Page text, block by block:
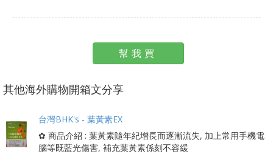
幫我買
其他海外購物開箱文分享
台灣BHK's - 葉黃素EX
✿ 商品介紹 : 葉黃素隨年紀增長而逐漸流失, 加上常用手機電
腦等既藍光傷害, 補充葉黃素係刻不容緩